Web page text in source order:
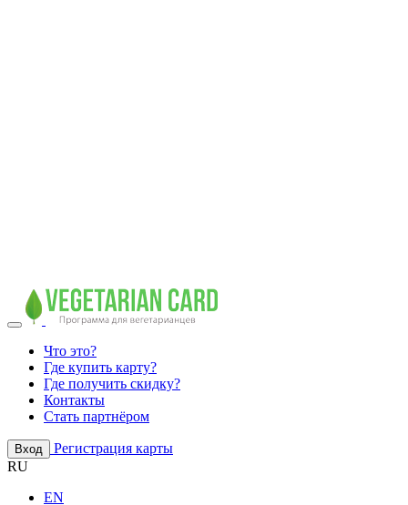
Что это?
Где купить карту?
Где получить скидку?
Контакты
Стать партнёром
Вход
Регистрация карты
RU
EN